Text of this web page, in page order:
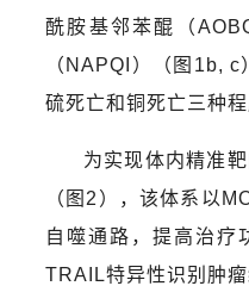
酰胺基邻苯醌（
（ NAPQI ）（图 1b, c
硫死亡和铜死亡三种
为实现体内精准
（图 2 ），该体系以
自噬通路，提高治疗
TRAIL特异性识别肿